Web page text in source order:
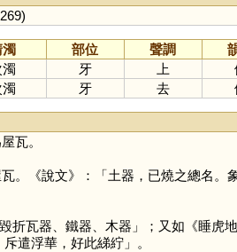
濁 部位 聲調
濁 牙 上
濁 牙 去
瓦。
。《說文》：「土器，已燒之總名。
瓦器、鐵器、木器」；又如《睡虎
遣浮華，好此綈紵」。